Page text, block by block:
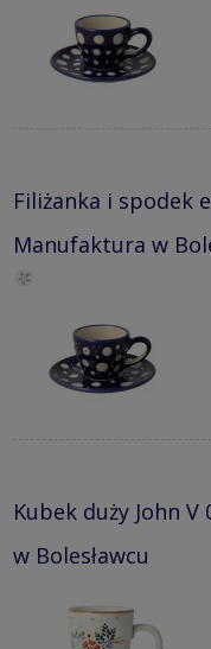
Filiżanka i spodek
Manufaktura w
Kubek duży John
w Bolesławcu